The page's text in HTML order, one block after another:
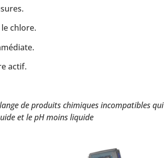
chlore.
actif.
de produits chimiques incompatibles qui
et le pH moins liquide